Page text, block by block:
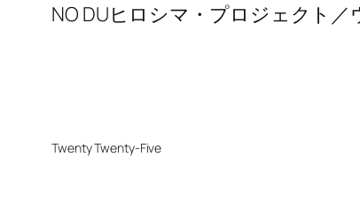
NO DUヒロシマ・プロジェクト
Twenty Twenty-Five